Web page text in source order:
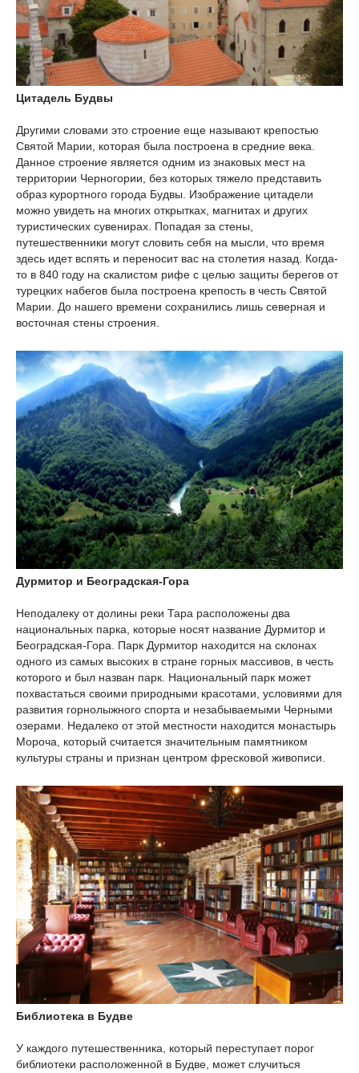
Цитадель Будвы
Другими словами это строение еще называют крепостью
Святой Марии, которая была построена в средние века.
Данное строение является одним из знаковых мест на
территории Черногории, без которых тяжело представить
образ курортного города Будвы. Изображение цитадели
можно увидеть на многих открытках, магнитах и других
туристических сувенирах. Попадая за стены,
путешественники могут словить себя на мысли, что время
здесь идет вспять и переносит вас на столетия назад. Когда-
то в 840 году на скалистом рифе с целью защиты берегов от
турецких набегов была построена крепость в честь Святой
Марии. До нашего времени сохранились лишь северная и
восточная стены строения.
Дурмитор и Београдская-Гора
Неподалеку от долины реки Тара расположены два
национальных парка, которые носят название Дурмитор и
Београдская-Гора. Парк Дурмитор находится на склонах
одного из самых высоких в стране горных массивов, в честь
которого и был назван парк. Национальный парк может
похвастаться своими природными красотами, условиями для
развития горнолыжного спорта и незабываемыми Черными
озерами. Недалеко от этой местности находится монастырь
Мороча, который считается значительным памятником
культуры страны и признан центром фресковой живописи.
Библиотека в Будве
У каждого путешественника, который переступает порог
библиотеки расположенной в Будве, может случиться